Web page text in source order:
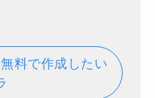
料で作成したい